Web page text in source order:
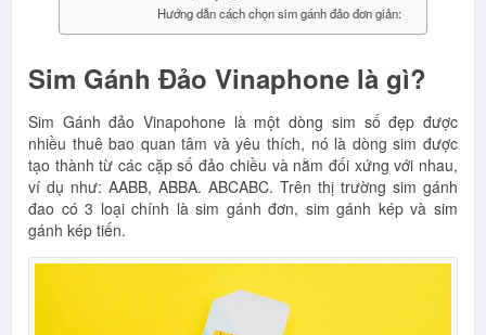
Hướng dẫn cách chọn sim gánh đảo đơn giản:
Sim Gánh Đảo Vinaphone là gì?
Sim Gánh đảo Vinapohone là một dòng sim số đẹp được
nhiều thuê bao quan tâm và yêu thích, nó là dòng sim được
tạo thành từ các cặp số đảo chiều và nằm đối xứng với nhau,
ví dụ như: AABB, ABBA. ABCABC. Trên thị trường sim gánh
đao có 3 loại chính là sim gánh đơn, sim gánh kép và sim
gánh kép tiến.